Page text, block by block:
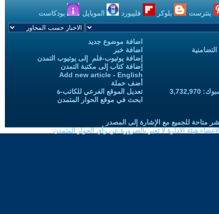
بنترست بلوكر فليبورد الموبايل بودكاست
اضافة موضوع جديد
اضافة خبر
إضافة يوتيوب-فلم إلى يوتيوب التمدن
إضافة كتاب إلى مكتبة التمدن
Add new article - English
أضف حملة
تعديل الموقع الفرعي للكاتب-ة
ابحث في موقع الحوار المتمدن
متاحة للجميع مع الإشارة إلى المصدر
هيئة الادارة لا تعبر بالضرورة عن رأي الحوار المتمدن